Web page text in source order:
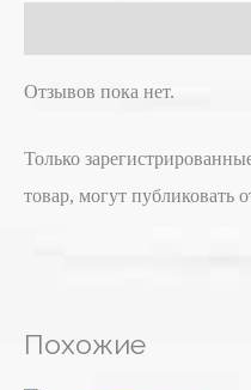
Отзывов пока нет.
Только
товар, могут публиковать
Похожие